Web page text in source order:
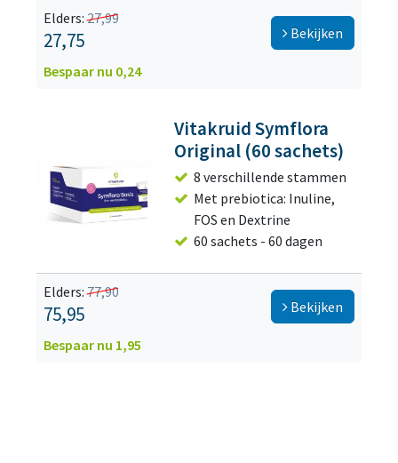
Elders:27,99
27,75
Bespaar nu 0,24
Bekijken
Vitakruid Symflora
Original (60 sachets)
8 verschillende stammen
Met prebiotica: Inuline,
FOS en Dextrine
60 sachets - 60 dagen
Elders:77,90
75,95
Bespaar nu 1,95
Bekijken